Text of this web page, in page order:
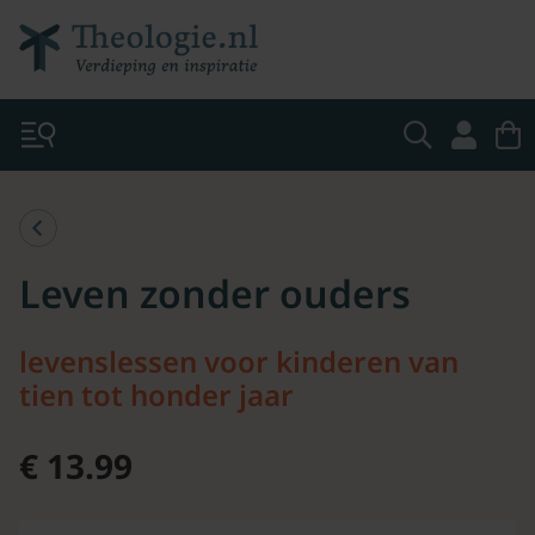
Leven zonder ouders
levenslessen voor kinderen van
tien tot honder jaar
€ 13.99